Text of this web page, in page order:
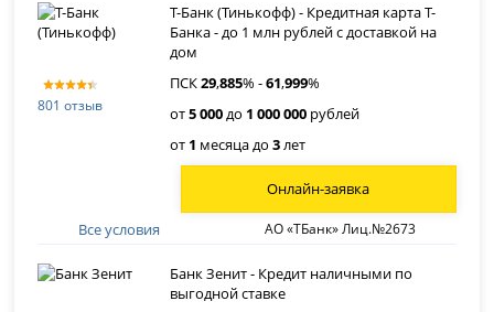
801 отзыв
Т-Банк (Тинькофф) - Кредитная карта Т-
Банка - до 1 млн рублей с доставкой на
дом
ПСК29,885% -61,999%
от5 000до 1 000 000 рублей
от 1 месяца до3лет
Все условия АО «ТБанк» Лиц.№2673
Онлайн-заявка
Банк Зенит - Кредит наличными по
выгодной ставке